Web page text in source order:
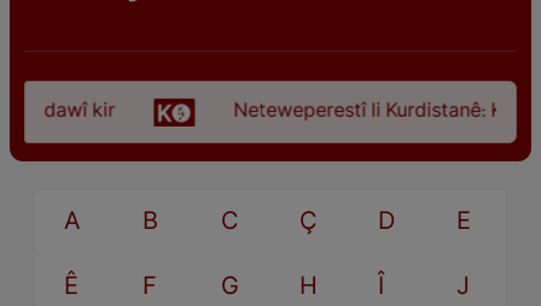
dawî kir Neteweperestî li Kurdistanê:
A B C Ç D E
Ê F G H Î J